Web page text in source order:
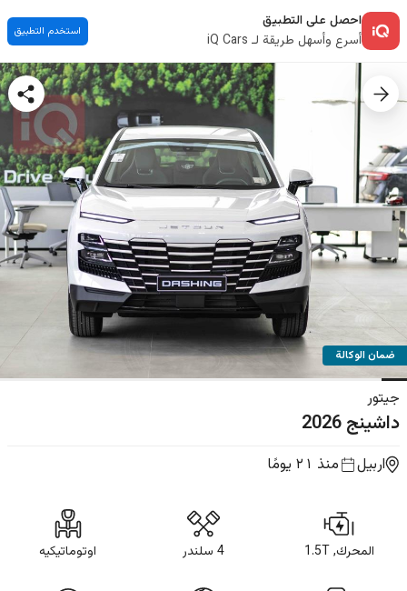
احصل على التطبيق
أسرع وأسهل طريقة لـ iQ Cars
استخدم التطبيق
ضمان الوكالة
جيتور
داشينج2026
اربيل منذ ٢١ يومًا
المحرك, 1.5T 4 سلندر اوتوماتيكيه